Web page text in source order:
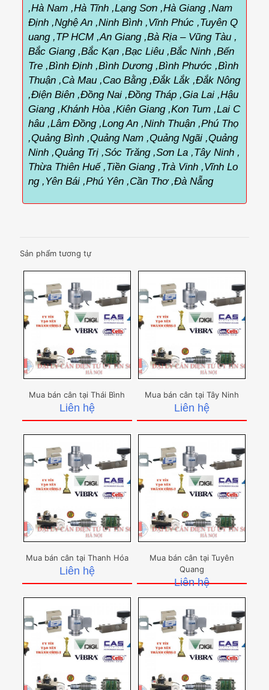
,Hà Nam ,Hà Tĩnh ,Lạng Sơn ,Hà Giang ,Nam
Định ,Nghệ An ,Ninh Bình ,Vĩnh Phúc ,Tuyên Q
uang ,TP HCM ,An Giang ,Bà Rịa – Vũng Tàu ,
Bắc Giang ,Bắc Kạn ,Bạc Liêu ,Bắc Ninh ,Bến
Tre ,Bình Định ,Bình Dương ,Bình Phước ,Bình
Thuận ,Cà Mau ,Cao Bằng ,Đắk Lắk ,Đắk Nông
,Điện Biên ,Đồng Nai ,Đồng Tháp ,Gia Lai ,Hậu
Giang ,Khánh Hòa ,Kiên Giang ,Kon Tum ,Lai C
hâu ,Lâm Đồng ,Long An ,Ninh Thuận ,Phú Thọ
,Quảng Bình ,Quảng Nam ,Quảng Ngãi ,Quảng
Ninh ,Quảng Trị ,Sóc Trăng ,Sơn La ,Tây Ninh ,
Thừa Thiên Huế ,Tiền Giang ,Trà Vinh ,Vĩnh Lo
ng ,Yên Bái ,Phú Yên ,Cần Thơ ,Đà Nẵng
Sản phẩm tương tự
Mua bán cân tại Thái Bình
Liên hệ
Mua bán cân tại Tây Ninh
Liên hệ
Mua bán cân tại Thanh Hóa
Liên hệ
Mua bán cân tại Tuyên
Quang
Liên hệ